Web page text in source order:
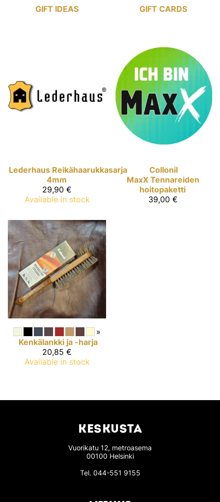
GIFT IDEAS GIFT CARDS
Lederhaus Reikähaarukkasarja
4mm
29,90 €
Available in stock
Collonil
MaxX Tennareiden
hoitopaketti
39,00 €
»
Kenkälankki ja -harja
20,85 €
Available in stock
KESKUSTA
Vuorikatu 12, metroasema
00100 Helsinki
Tel. 044-551 9155